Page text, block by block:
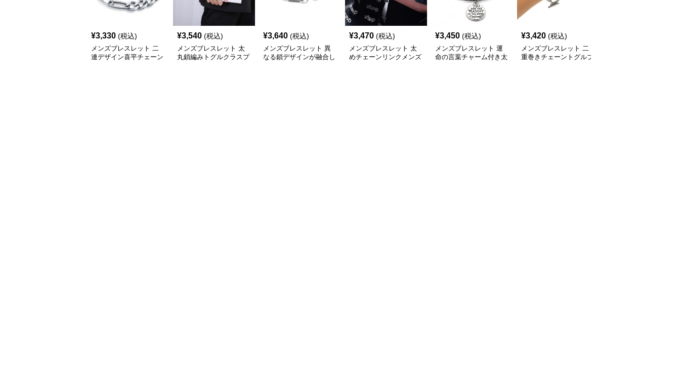
¥3,330 (税込)
メンズブレスレット 二
連デザイン喜平チェーン
¥3,540 (税込)
メンズブレスレット 太
丸鎖編みトグルクラスプ
¥3,640 (税込)
メンズブレスレット 異
なる鎖デザインが融合し
¥3,470 (税込)
メンズブレスレット 太
めチェーンリンクメンズ
¥3,450 (税込)
メンズブレスレット 運
命の言葉チャーム付き太
¥3,420 (税込)
メンズブレスレット 二
重巻きチェーントグルブ